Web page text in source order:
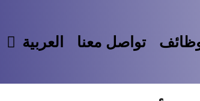
تواصل معنا العربية